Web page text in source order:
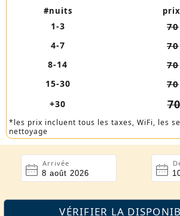
#nuits
1-3 70
4-7
70
8-14
70
15-30
70
+30
70
*les prix incluent tous les taxes, WiFi, les
nettoyage
Arrivée